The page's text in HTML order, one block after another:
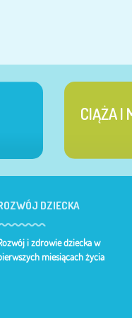
CIĄŻA I
DZIECKA
i zdrowie dziecka w
miesiącach życia